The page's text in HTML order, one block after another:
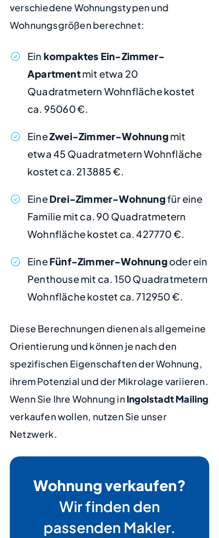
verschiedene Wohnungstypen und
Wohnungsgrößen berechnet:
Ein kompaktes Ein-Zimmer-
Apartmentmit etwa 20
Quadratmetern Wohnfläche kostet
ca. 95060 €.
EineZwei-Zimmer-Wohnung mit
etwa 45 Quadratmetern Wohnfläche
kostet ca. 213885 €.
EineDrei-Zimmer-Wohnungfür eine
Familie mit ca. 90 Quadratmetern
Wohnfläche kostet ca. 427770 €.
EineFünf-Zimmer-Wohnung oder ein
Penthouse mit ca. 150 Quadratmetern
Wohnfläche kostet ca. 712950 €.
Diese Berechnungen dienen als allgemeine
Orientierung und können je nach den
spezifischen Eigenschaften der Wohnung,
ihrem Potenzial und der Mikrolage variieren.
Wenn Sie Ihre Wohnung in Ingolstadt Mailing
verkaufen wollen, nutzen Sie unser
Netzwerk.
Wohnung verkaufen?
Wir finden den
passenden Makler.